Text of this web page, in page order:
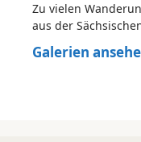
Zu vielen
aus der
Galerien